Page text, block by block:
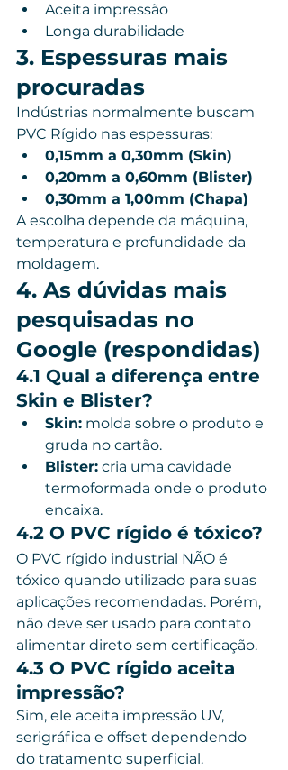
Aceita impressão
Longa durabilidade
3. Espessuras mais
procuradas
Indústrias normalmente buscam
PVC Rígido nas espessuras:
0,15mm a 0,30mm (Skin)
0,20mm a 0,60mm (Blister)
0,30mm a 1,00mm (Chapa)
A escolha depende da máquina,
temperatura e profundidade da
moldagem.
4. As dúvidas mais
pesquisadas no
Google (respondidas)
4.1 Qual a diferença entre
Skin e Blister?
Skin: molda sobre o produto e
gruda no cartão.
Blister: cria uma cavidade
termoformada onde o produto
encaixa.
4.2 O PVC rígido é tóxico?
O PVC rígido industrial NÃO é
tóxico quando utilizado para suas
aplicações recomendadas. Porém,
não deve ser usado para contato
alimentar direto sem certificação.
4.3 O PVC rígido aceita
impressão?
Sim, ele aceita impressão UV,
serigráfica e offset dependendo
do tratamento superficial.